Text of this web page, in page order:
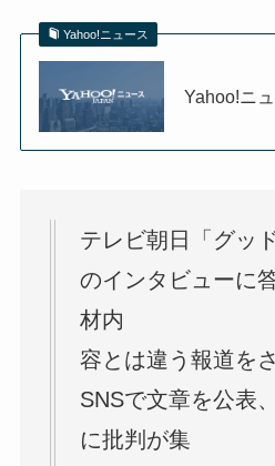
Yahoo!ニュース
Yahoo!ニ
テレビ朝日「グッ
のインタビューに
材内
容とは違う報道を
SNSで文章を公表
に批判が集